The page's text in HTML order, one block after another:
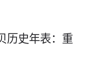
历史年表：重